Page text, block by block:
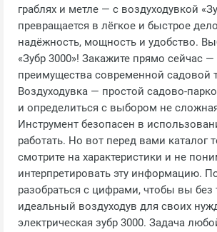
граблях и метле — с воздуходувкой
превращается в лёгкое и быстрое
надёжность, мощность и удобство.
«Зубр 3000»! Закажите прямо сейчас
преимущества современной садовой
Воздуходувка — простой садово-
и определиться с выбором не
Инструмент безопасен в
работать. Но вот перед вами каталог
смотрите на характеристики и не
интерпретировать эту информацию.
разобраться с цифрами, чтобы вы без
идеальный воздуходув для своих
электрическая зубр 3000. Задача